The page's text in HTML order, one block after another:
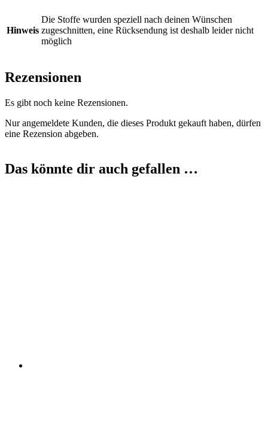
Hinweis
Die Stoffe wurden speziell nach deinen Wünschen
zugeschnitten, eine Rücksendung ist deshalb leider nicht
möglich
Rezensionen
Es gibt noch keine Rezensionen.
Nur angemeldete Kunden, die dieses Produkt gekauft haben, dürfen
eine Rezension abgeben.
Das könnte dir auch gefallen …